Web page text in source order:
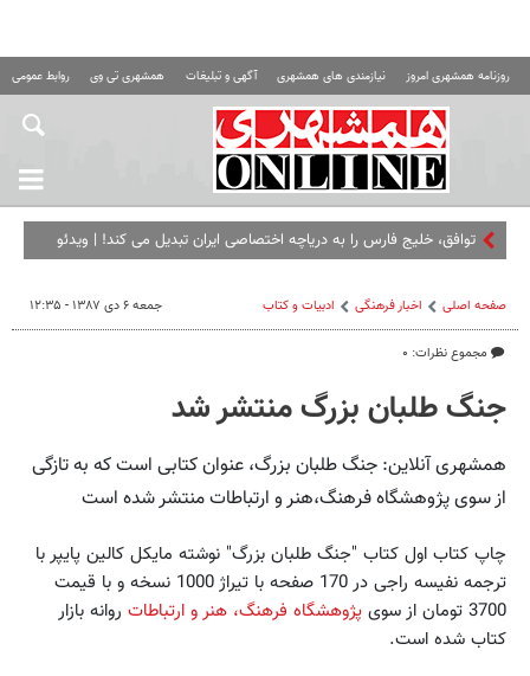
روزنامه همشهری امروز نیازمندی های همشهری آگهی و تبلیغات همشهری تی وی روابط عمومی
توافق، خلیج فارس را به دریاچه اختصاصی ایران تبدیل می کند! | ویدئو
صفحه اصلی اخبار فرهنگی ادبیات و کتاب
مجموع نظرات: ۰
جمعه ۶ دی ۱۳۸۷ - ۱۲:۳۵
جنگ طلبان بزرگ منتشر شد
همشهری آنلاین: جنگ طلبان بزرگ، عنوان کتابی است که به تازگی
از سوی پژوهشگاه فرهنگ،هنر و ارتباطات منتشر شده است
چاپ کتاب اول کتاب "جنگ طلبان بزرگ" نوشته مایکل کالین پایپر با
ترجمه نفیسه راجی در 170 صفحه با تیراژ 1000 نسخه و با قیمت
3700 تومان از سوی
پژوهشگاه فرهنگ، هنر و ارتباطات روانه بازار
کتاب شده است.